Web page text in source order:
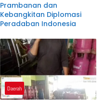
Prambanan dan
Kebangkitan Diplomasi
Peradaban Indonesia
Daerah